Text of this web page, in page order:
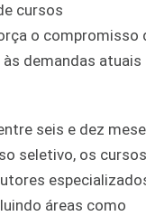
cursos
o compromisso
demandas atuais
seis e dez
seletivo, os cursos
áreas como